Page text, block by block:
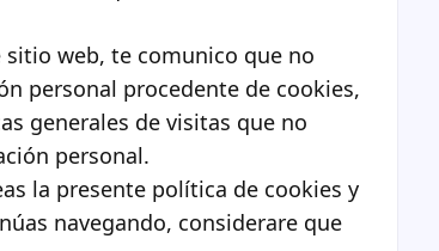
web, te comunico que no
personal procedente de cookies,
generales de visitas que no
personal.
la presente política de cookies y
navegando, considerare que